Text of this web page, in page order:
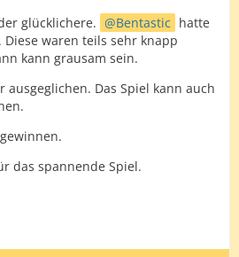
glücklichere.
Bentastic hatte
waren teils sehr knapp
kann grausam sein.
ausgeglichen. Das Spiel kann auch
das spannende Spiel.